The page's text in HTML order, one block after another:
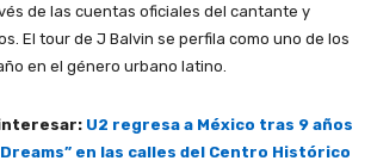
de las cuentas oficiales del cantante y
El tour de J Balvin se perfila como uno de los
en el género urbano latino.
U2 regresa a México tras 9 años
en las calles del Centro Histórico